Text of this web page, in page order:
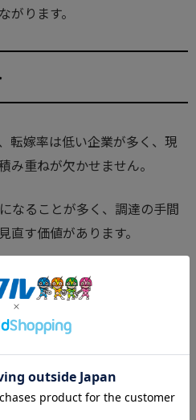
ります。
転嫁率は低い企業が多く、現
み重ねが欠かせません。
なることが多く、調達の手間
す価値があります。
割合が高いものの、部品価格
要です。
現場を支えます。
につながるため、必要な商品を